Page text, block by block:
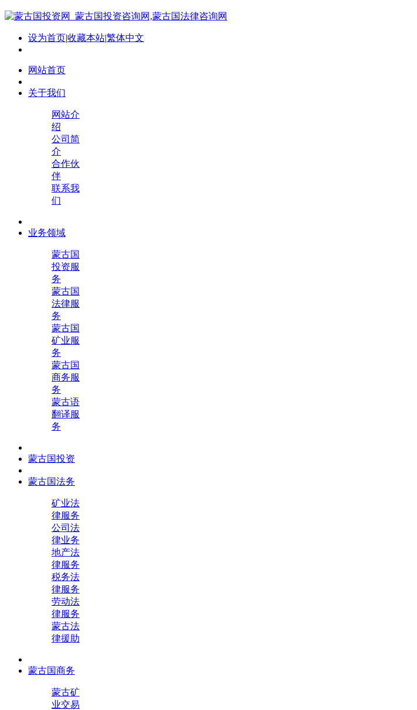
设为首页|收藏本站|繁体中文
网站首页
关于我们
网站介
绍
公司简
介
合作伙
伴
联系我
们
业务领域
蒙古国
投资服
务
蒙古国
法律服
务
蒙古国
矿业服
务
蒙古国
商务服
务
蒙古语
翻译服
务
蒙古国投资
蒙古国法务
矿业法
律服务
公司法
律业务
地产法
律服务
税务法
律服务
劳动法
律服务
蒙古法
律援助
蒙古国商务
蒙古矿
业交易